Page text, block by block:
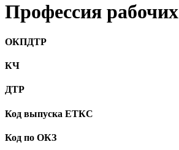
Профессия рабочих
ОКПДТР
КЧ
ДТР
Код выпуска ЕТКС
Код по ОКЗ